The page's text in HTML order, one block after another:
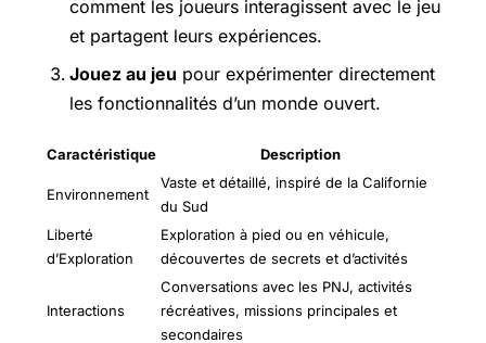
comment les joueurs interagissent avec le jeu
et partagent leurs expériences.
Jouez au jeu pour expérimenter directement
les fonctionnalités d’un monde ouvert.
Caractéristique Description
Environnement
Vaste et détaillé, inspiré de la Californie
du Sud
Liberté
d’Exploration
Exploration à pied ou en véhicule,
découvertes de secrets et d’activités
Interactions
Conversations avec les PNJ, activités
récréatives, missions principales et
secondaires